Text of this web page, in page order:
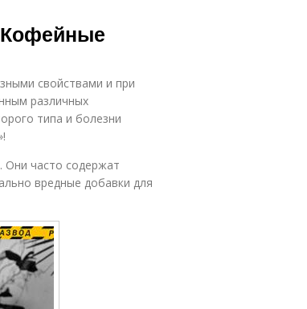
свойствами и при
различных
типа и болезни
Они часто содержат
вредные добавки для